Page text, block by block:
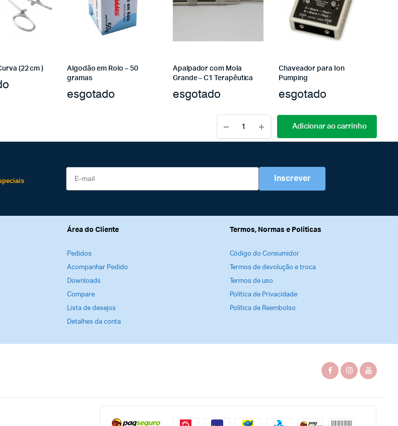
(22 cm )
Algodão em Rolo – 50
gramas
esgotado
Apalpador com Mola
Grande – C1 Terapêutica
esgotado
Chaveador para Ion
Pumping
esgotado
Adicionar ao carrinho
Inscrever
Área do Cliente
Pedidos
Acompanhar Pedido
Downloads
Compare
Lista de desejos
Detalhes da conta
Termos, Normas e Politicas
Código do Consumidor
Termos de devolução e troca
Termos de uso
Política de Privacidade
Política de Reembolso